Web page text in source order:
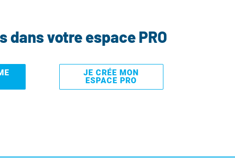
votre espace PRO
JE CRÉE MON
ESPACE PRO